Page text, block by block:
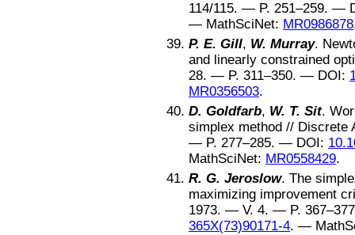
114/115. — P. 251–259. —
— MathSciNet: MR0986878
P. E. Gill, W. Murray.
and linearly constrained
28. — P. 311–350. — DOI:
MR0356503.
D. Goldfarb, W. T. Sit.
simplex method // Discrete
— P. 277–285. — DOI:
MathSciNet: MR0558429.
R. G. Jeroslow. The
maximizing improvement
1973. — V. 4. — P. 367–377
365X(73)90171-4. —